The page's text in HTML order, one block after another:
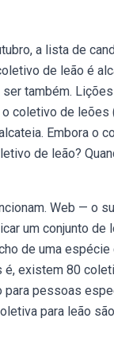
a lista de
de leão é
também.
coletivo de leões
Embora o
de leão?
Web — o
um conjunto
de uma
é, existem 80
pessoas
para leão